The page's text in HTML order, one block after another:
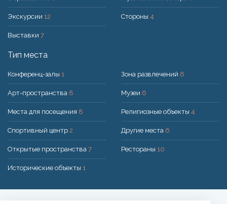
Экскурсии 12
Выставки 7
Стороны 4
Тип места
Конференц-залы 1
Арт-пространства 8
Места для посещения 8
Спортивный центр 2
Открытые пространства 7
Исторические объекты 1
Зона развлечений 6
Музеи 6
Религиозные объекты 4
Другие места 6
Рестораны 10